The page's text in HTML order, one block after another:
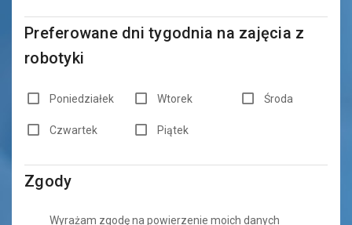
Preferowane dni tygodnia na zajęcia z
robotyki
Poniedziałek Wtorek Środa
Czwartek Piątek
Zgody
Wyrażam zgodę na powierzenie moich danych